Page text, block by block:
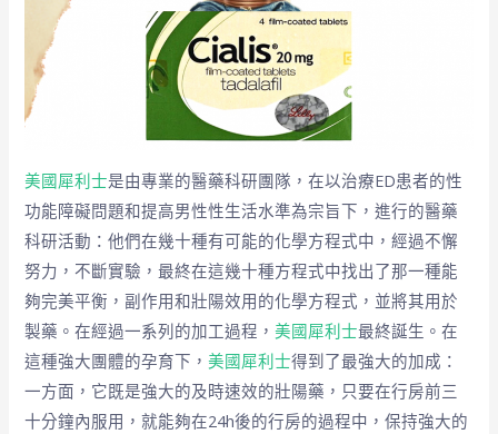
美國犀利士是由專業的醫藥科研團隊，在以治療ED患者的性
功能障礙問題和提高男性性生活水準為宗旨下，進行的醫藥
科研活動：他們在幾十種有可能的化學方程式中，經過不懈
努力，不斷實驗，最終在這幾十種方程式中找出了那一種能
夠完美平衡，副作用和壯陽效用的化學方程式，並將其用於
製藥。在經過一系列的加工過程，美國犀利士最終誕生。在
這種強大團體的孕育下，美國犀利士得到了最強大的加成：
一方面，它既是強大的及時速效的壯陽藥，只要在行房前三
十分鐘內服用，就能夠在24h後的行房的過程中，保持強大的